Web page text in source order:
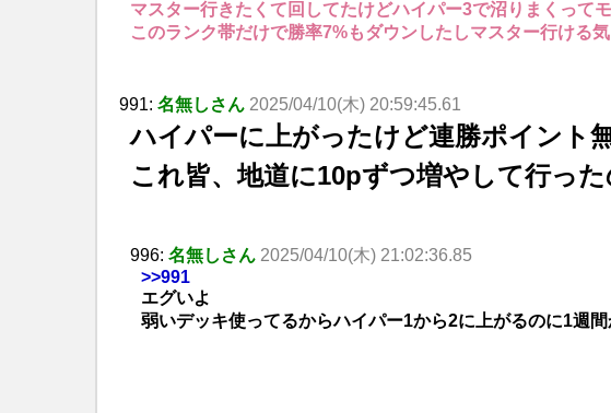
マスター行きたくて回してたけどハイパー3で沼りまくって
このランク帯だけで勝率7%もダウンしたしマスター行ける
991: 名無しさん 2025/04/10(木) 20:59:45.61
ハイパーに上がったけど連勝ポイント
これ皆、地道に10pずつ増やして行っ
996: 名無しさん 2025/04/10(木) 21:02:36.85
>>991
エグいよ
弱いデッキ使ってるからハイパー1から2に上がるのに1週